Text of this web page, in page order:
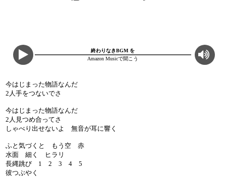
終わりなきBGM を
Amazon Musicで聞こう
今はじまった物語なんだ
2人手をつないでさ
今はじまった物語なんだ
2人見つめ合ってさ
しゃべり出せないよ 無音が耳に響く
ふと気づくと もう空 赤
水面 細く ヒラリ
長縄跳び 1 2 3 4 5
彼つぶやく